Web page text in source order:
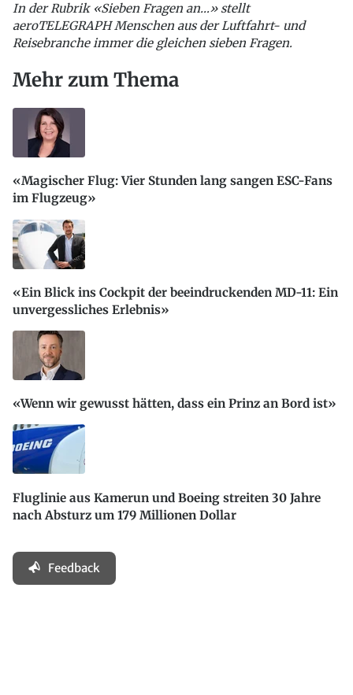
In der Rubrik «Sieben Fragen an…» stellt
aeroTELEGRAPH Menschen aus der Luftfahrt- und
Reisebranche immer die gleichen sieben Fragen.
Mehr zum Thema
«Magischer Flug: Vier Stunden lang sangen ESC-Fans
im Flugzeug»
«Ein Blick ins Cockpit der beeindruckenden MD-11: Ein
unvergessliches Erlebnis»
«Wenn wir gewusst hätten, dass ein Prinz an Bord ist»
Fluglinie aus Kamerun und Boeing streiten 30 Jahre
nach Absturz um 179 Millionen Dollar
Feedback